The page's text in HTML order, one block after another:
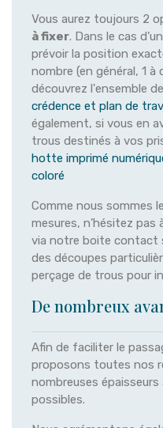
Vous aurez toujours 2
à fixer. Dans le cas
prévoir la position
nombre (en général, 1 à
découvrez l'ensemble
crédence et plan de
également, si vous en
trous destinés à vos
hotte imprimé
coloré
Comme nous sommes
mesures, n’hésitez pas
via notre boite contact
des découpes
perçage de trous pour
De nombreux
Afin de faciliter le
proposons toutes nos
nombreuses
possibles.